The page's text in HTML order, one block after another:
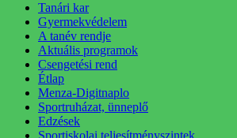
Tanári kar
Gyermekvédelem
A tanév rendje
Aktuális programok
Csengetési rend
Étlap
Menza-Digitnaplo
Sportruházat, ünneplő
Edzések